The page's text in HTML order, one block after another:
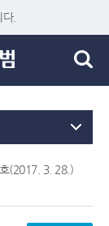
.
(2017. 3. 28.)